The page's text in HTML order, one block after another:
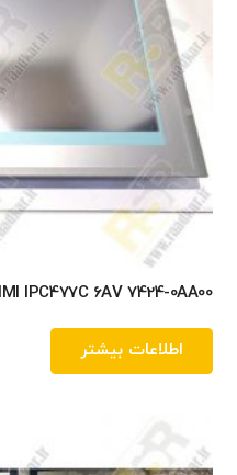
IPC477C 6AV 7424-0AA00
اطلاعات بیشتر